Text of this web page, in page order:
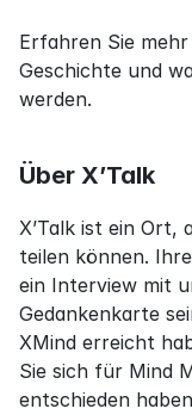
Erfahren Sie
Geschichte und
werden.
Über X’Talk
X’Talk ist ein Ort,
teilen können.
ein Interview mit
Gedankenkarte
XMind erreicht
Sie sich für Mind
entschieden